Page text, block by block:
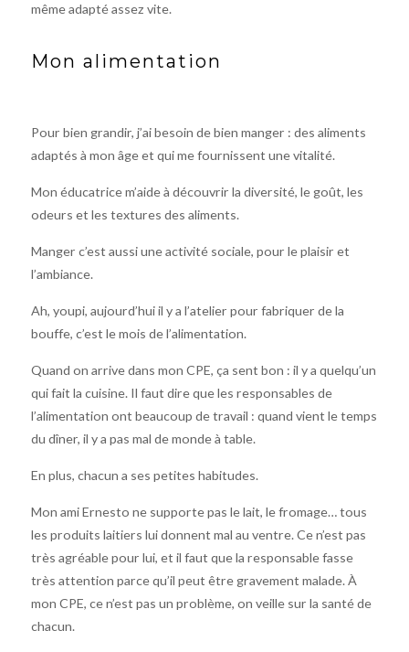
même adapté assez vite.
Mon alimentation
Pour bien grandir, j’ai besoin de bien manger : des aliments
adaptés à mon âge et qui me fournissent une vitalité.
Mon éducatrice m’aide à découvrir la diversité, le goût, les
odeurs et les textures des aliments.
Manger c’est aussi une activité sociale, pour le plaisir et
l’ambiance.
Ah, youpi, aujourd’hui il y a l’atelier pour fabriquer de la
bouffe, c’est le mois de l’alimentation.
Quand on arrive dans mon CPE, ça sent bon : il y a quelqu’un
qui fait la cuisine. Il faut dire que les responsables de
l’alimentation ont beaucoup de travail : quand vient le temps
du dîner, il y a pas mal de monde à table.
En plus, chacun a ses petites habitudes.
Mon ami Ernesto ne supporte pas le lait, le fromage… tous
les produits laitiers lui donnent mal au ventre. Ce n’est pas
très agréable pour lui, et il faut que la responsable fasse
très attention parce qu’il peut être gravement malade. À
mon CPE, ce n’est pas un problème, on veille sur la santé de
chacun.